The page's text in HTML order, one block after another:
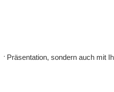
Präsentation, sondern auch mit